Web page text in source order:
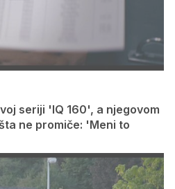
seriji 'IQ 160', a njegovom
ne promiče: 'Meni to